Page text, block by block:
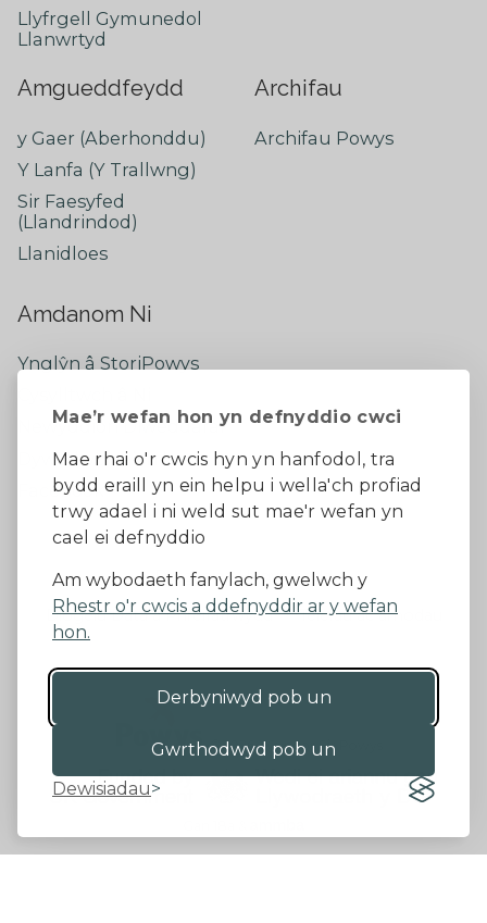
Mae’r wefan hon yn defnyddio cwci
Mae rhai o'r cwcis hyn yn hanfodol, tra
bydd eraill yn ein helpu i wella'ch profiad
trwy adael i ni weld sut mae'r wefan yn
cael ei defnyddio
Am wybodaeth fanylach, gwelwch y
Rhestr o'r cwcis a ddefnyddir ar y wefan
hon.
Derbyniwyd pob un
Gwrthodwyd pob un
Dewisiadau
Llyfrgell Gymunedol
Llanwrtyd
Amgueddfeydd
y Gaer (Aberhonddu)
Y Lanfa (Y Trallwng)
Sir Faesyfed
(Llandrindod)
Llanidloes
Archifau
Archifau Powys
Amdanom Ni
Ynglŷn â StoriPowys
Newyddion Diweddaraf
Dywedwch eich barn
Facebook
Datganiad Hygyrchedd
Diogelu Data a Phreifatrwydd
Telerau ac amodau
©2026 - Cyngor Sir Powys